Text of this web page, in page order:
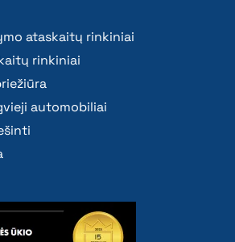
ataskaitų rinkiniai
rinkiniai
automobiliai